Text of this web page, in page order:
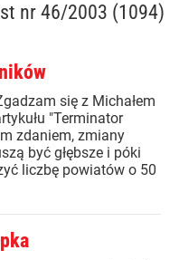
nr 46/2003 (1094)
się z Michałem
"Terminator
zdaniem, zmiany
być głębsze i póki
liczbę powiatów o 50